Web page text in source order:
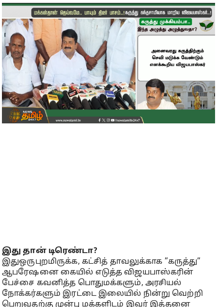
இது தான் டிரெண்டா?
இதுஒருபுறமிருக்க, கட்சித் தாவலுக்காக ”கருத்து”
ஆபரேஷனை கையில் எடுத்த விஜயபாஸ்கரின்
பேச்சை கவனித்த பொதுமக்களும், அரசியல்
நோக்கர்களும் இரட்டை இலையில் நின்று வெற்றி
பெறுவதற்கு முன்பு மக்களிடம் இவர் இத்தனை